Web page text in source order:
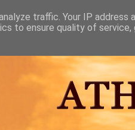
traffic. Your IP address
to ensure quality of service,